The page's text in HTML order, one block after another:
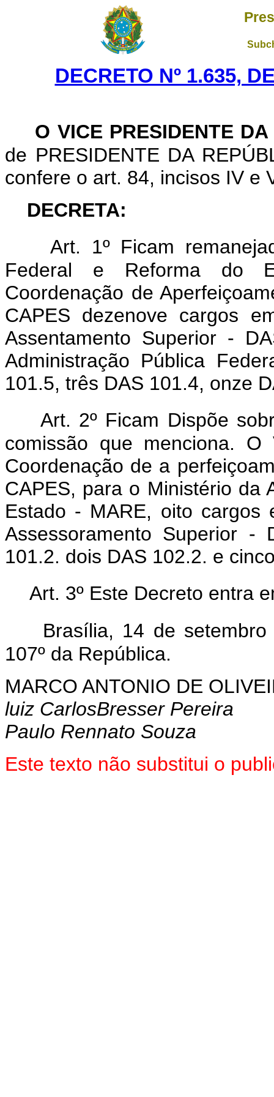
DECRETO Nº 1.635,
O VICE PRESIDENTE
de PRESIDENTE DA
confere o art. 84, incisos IV e
DECRETA:
Art. 1º Ficam
Federal e Reforma do
Coordenação de
CAPES dezenove cargos
Assentamento Superior -
Administração Pública
101.5, três DAS 101.4, onze
Art. 2º Ficam Dispõe
comissão que menciona.
Coordenação de a
CAPES, para o Ministério da
Estado - MARE, oito
Assessoramento Superior -
101.2. dois DAS 102.2. e
Art. 3º Este Decreto entra
Brasília, 14 de
107º da República.
MARCO ANTONIO DE
luiz CarlosBresser Pereira
Paulo Rennato Souza
Este texto não substitui o